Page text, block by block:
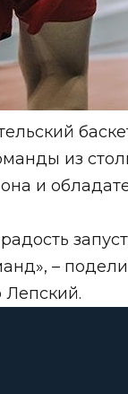
из
и
–
Лепский.